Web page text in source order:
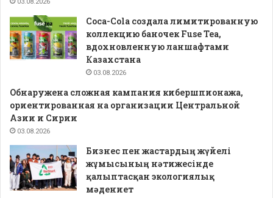
03.08.2026
Coca-Cola создала лимитированную
коллекцию баночек Fuse Tea,
вдохновленную ланшафтами
Казахстана
03.08.2026
Обнаружена сложная кампания кибершпионажа,
ориентированная на организации Центральной
Азии и Сирии
03.08.2026
Бизнес пен жастардың жүйелі
жұмысының нәтижесінде
қалыптасқан экологиялық
мәдениет